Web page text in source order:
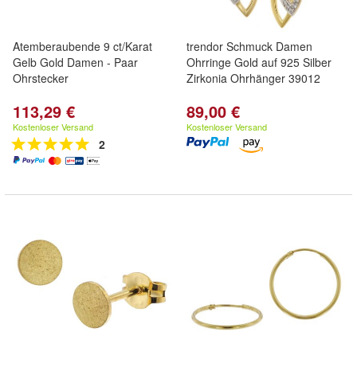
Atemberaubende 9 ct/Karat
Gelb Gold Damen - Paar
Ohrstecker
113,29 €
Kostenloser Versand
2
trendor Schmuck Damen
Ohrringe Gold auf 925 Silber
Zirkonia Ohrhänger 39012
89,00 €
Kostenloser Versand